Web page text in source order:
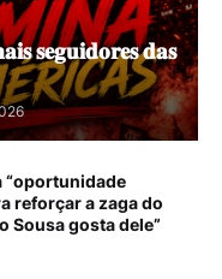
𝐬𝐞𝐠𝐮𝐢𝐝𝐨𝐫𝐞𝐬 𝐝𝐚𝐬
reforçar a zaga do
Sousa gosta dele”